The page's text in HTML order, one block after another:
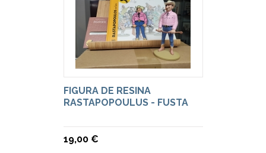
FIGURA DE RESINA
RASTAPOPOULUS - FUSTA
19,00 €